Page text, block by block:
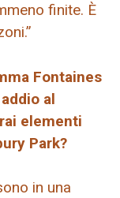
finite. È
Fontaines
al
elementi
Park?
in una